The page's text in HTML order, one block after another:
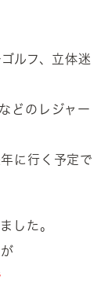
ルフ、立体迷
どのレジャー
に行く予定で
した。